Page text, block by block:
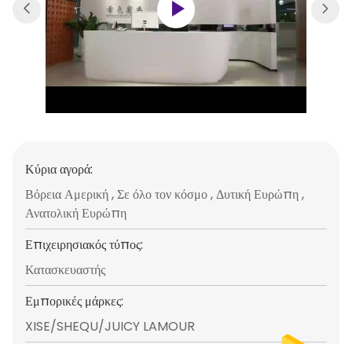
Κύρια αγορά:
Βόρεια Αμερική , Σε όλο τον κόσμο , Δυτική Ευρώπη ,
Ανατολική Ευρώπη
Επιχειρησιακός τύπος:
Κατασκευαστής
Εμπορικές μάρκες:
XISE/SHEQU/JUICY LAMOUR